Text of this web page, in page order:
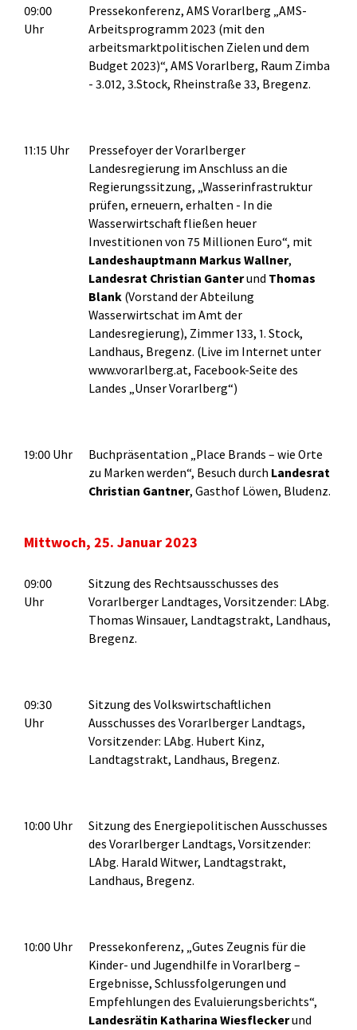
09:00
Uhr
Pressekonferenz, AMS Vorarlberg „AMS-
Arbeitsprogramm 2023 (mit den
arbeitsmarktpolitischen Zielen und dem
Budget 2023)“, AMS Vorarlberg, Raum Zimba
- 3.012, 3.Stock, Rheinstraße 33, Bregenz.
11:15 Uhr
Pressefoyer der Vorarlberger
Landesregierung im Anschluss an die
Regierungssitzung, „Wasserinfrastruktur
prüfen, erneuern, erhalten - In die
Wasserwirtschaft fließen heuer
Investitionen von 75 Millionen Euro“, mit
Landeshauptmann Markus Wallner,
Landesrat Christian Ganterund Thomas
Blank (Vorstand der Abteilung
Wasserwirtschat im Amt der
Landesregierung), Zimmer 133, 1. Stock,
Landhaus, Bregenz. (Live im Internet unter
www.vorarlberg.at, Facebook-Seite des
Landes „Unser Vorarlberg“)
19:00 Uhr
Buchpräsentation „Place Brands – wie Orte
zu Marken werden“, Besuch durch Landesrat
Christian Gantner, Gasthof Löwen, Bludenz.
Mittwoch, 25. Januar 2023
09:00
Uhr
Sitzung des Rechtsausschusses des
Vorarlberger Landtages, Vorsitzender: LAbg.
Thomas Winsauer, Landtagstrakt, Landhaus,
Bregenz.
09:30
Uhr
Sitzung des Volkswirtschaftlichen
Ausschusses des Vorarlberger Landtags,
Vorsitzender: LAbg. Hubert Kinz,
Landtagstrakt, Landhaus, Bregenz.
10:00 Uhr
Sitzung des Energiepolitischen Ausschusses
des Vorarlberger Landtags, Vorsitzender:
LAbg. Harald Witwer, Landtagstrakt,
Landhaus, Bregenz.
10:00 Uhr
Pressekonferenz, „Gutes Zeugnis für die
Kinder- und Jugendhilfe in Vorarlberg –
Ergebnisse, Schlussfolgerungen und
Empfehlungen des Evaluierungsberichts“,
Landesrätin Katharina Wiesfleckerund